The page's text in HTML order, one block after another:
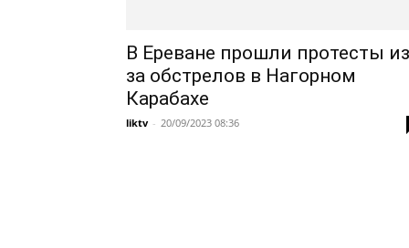
В Ереване прошли протесты
за обстрелов в Нагорном
Карабахе
liktv - 20/09/2023 08:36